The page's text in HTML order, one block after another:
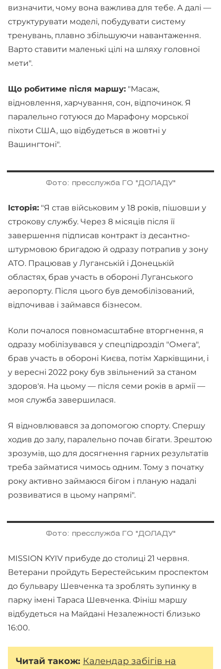
визначити, чому вона важлива для тебе. А далі —
структурувати моделі, побудувати систему
тренувань, плавно збільшуючи навантаження.
Варто ставити маленькі цілі на шляху головної
мети".
Що робитиме після маршу: "Масаж,
відновлення, харчування, сон, відпочинок. Я
паралельно готуюся до Марафону морської
піхоти США, що відбудеться в жовтні у
Вашингтоні".
Фото: пресслужба ГО "ДОЛАДУ"
Історія: "Я став військовим у 18 років, пішовши у
строкову службу. Через 8 місяців після її
завершення підписав контракт із десантно-
штурмовою бригадою й одразу потрапив у зону
АТО. Працював у Луганській і Донецькій
областях, брав участь в обороні Луганського
аеропорту. Після цього був демобілізований,
відпочивав і займався бізнесом.
Коли почалося повномасштабне вторгнення, я
одразу мобілізувався у спецпідрозділ "Омега",
брав участь в обороні Києва, потім Харківщини, і
у вересні 2022 року був звільнений за станом
здоров'я. На цьому — після семи років в армії —
моя служба завершилася.
Я відновлювався за допомогою спорту. Спершу
ходив до залу, паралельно почав бігати. Зрештою
зрозумів, що для досягнення гарних результатів
треба займатися чимось одним. Тому з початку
року активно займаюся бігом і планую надалі
розвиватися в цьому напрямі".
Фото: пресслужба ГО "ДОЛАДУ"
MISSION KYIV прибуде до столиці 21 червня.
Ветерани пройдуть Берестейським проспектом
до бульвару Шевченка та зроблять зупинку в
парку імені Тараса Шевченка. Фініш маршу
відбудеться на Майдані Незалежності близько
16:00.
Читай також: Календар забігів на